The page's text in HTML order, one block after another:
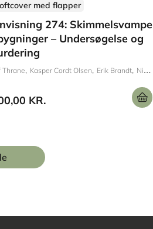
med flapper
274: Skimmelsvampe
– Undersøgelse og
Thrane Kasper Cordt Olsen Erik Brandt Niels Erik Ebbehøj
KR.